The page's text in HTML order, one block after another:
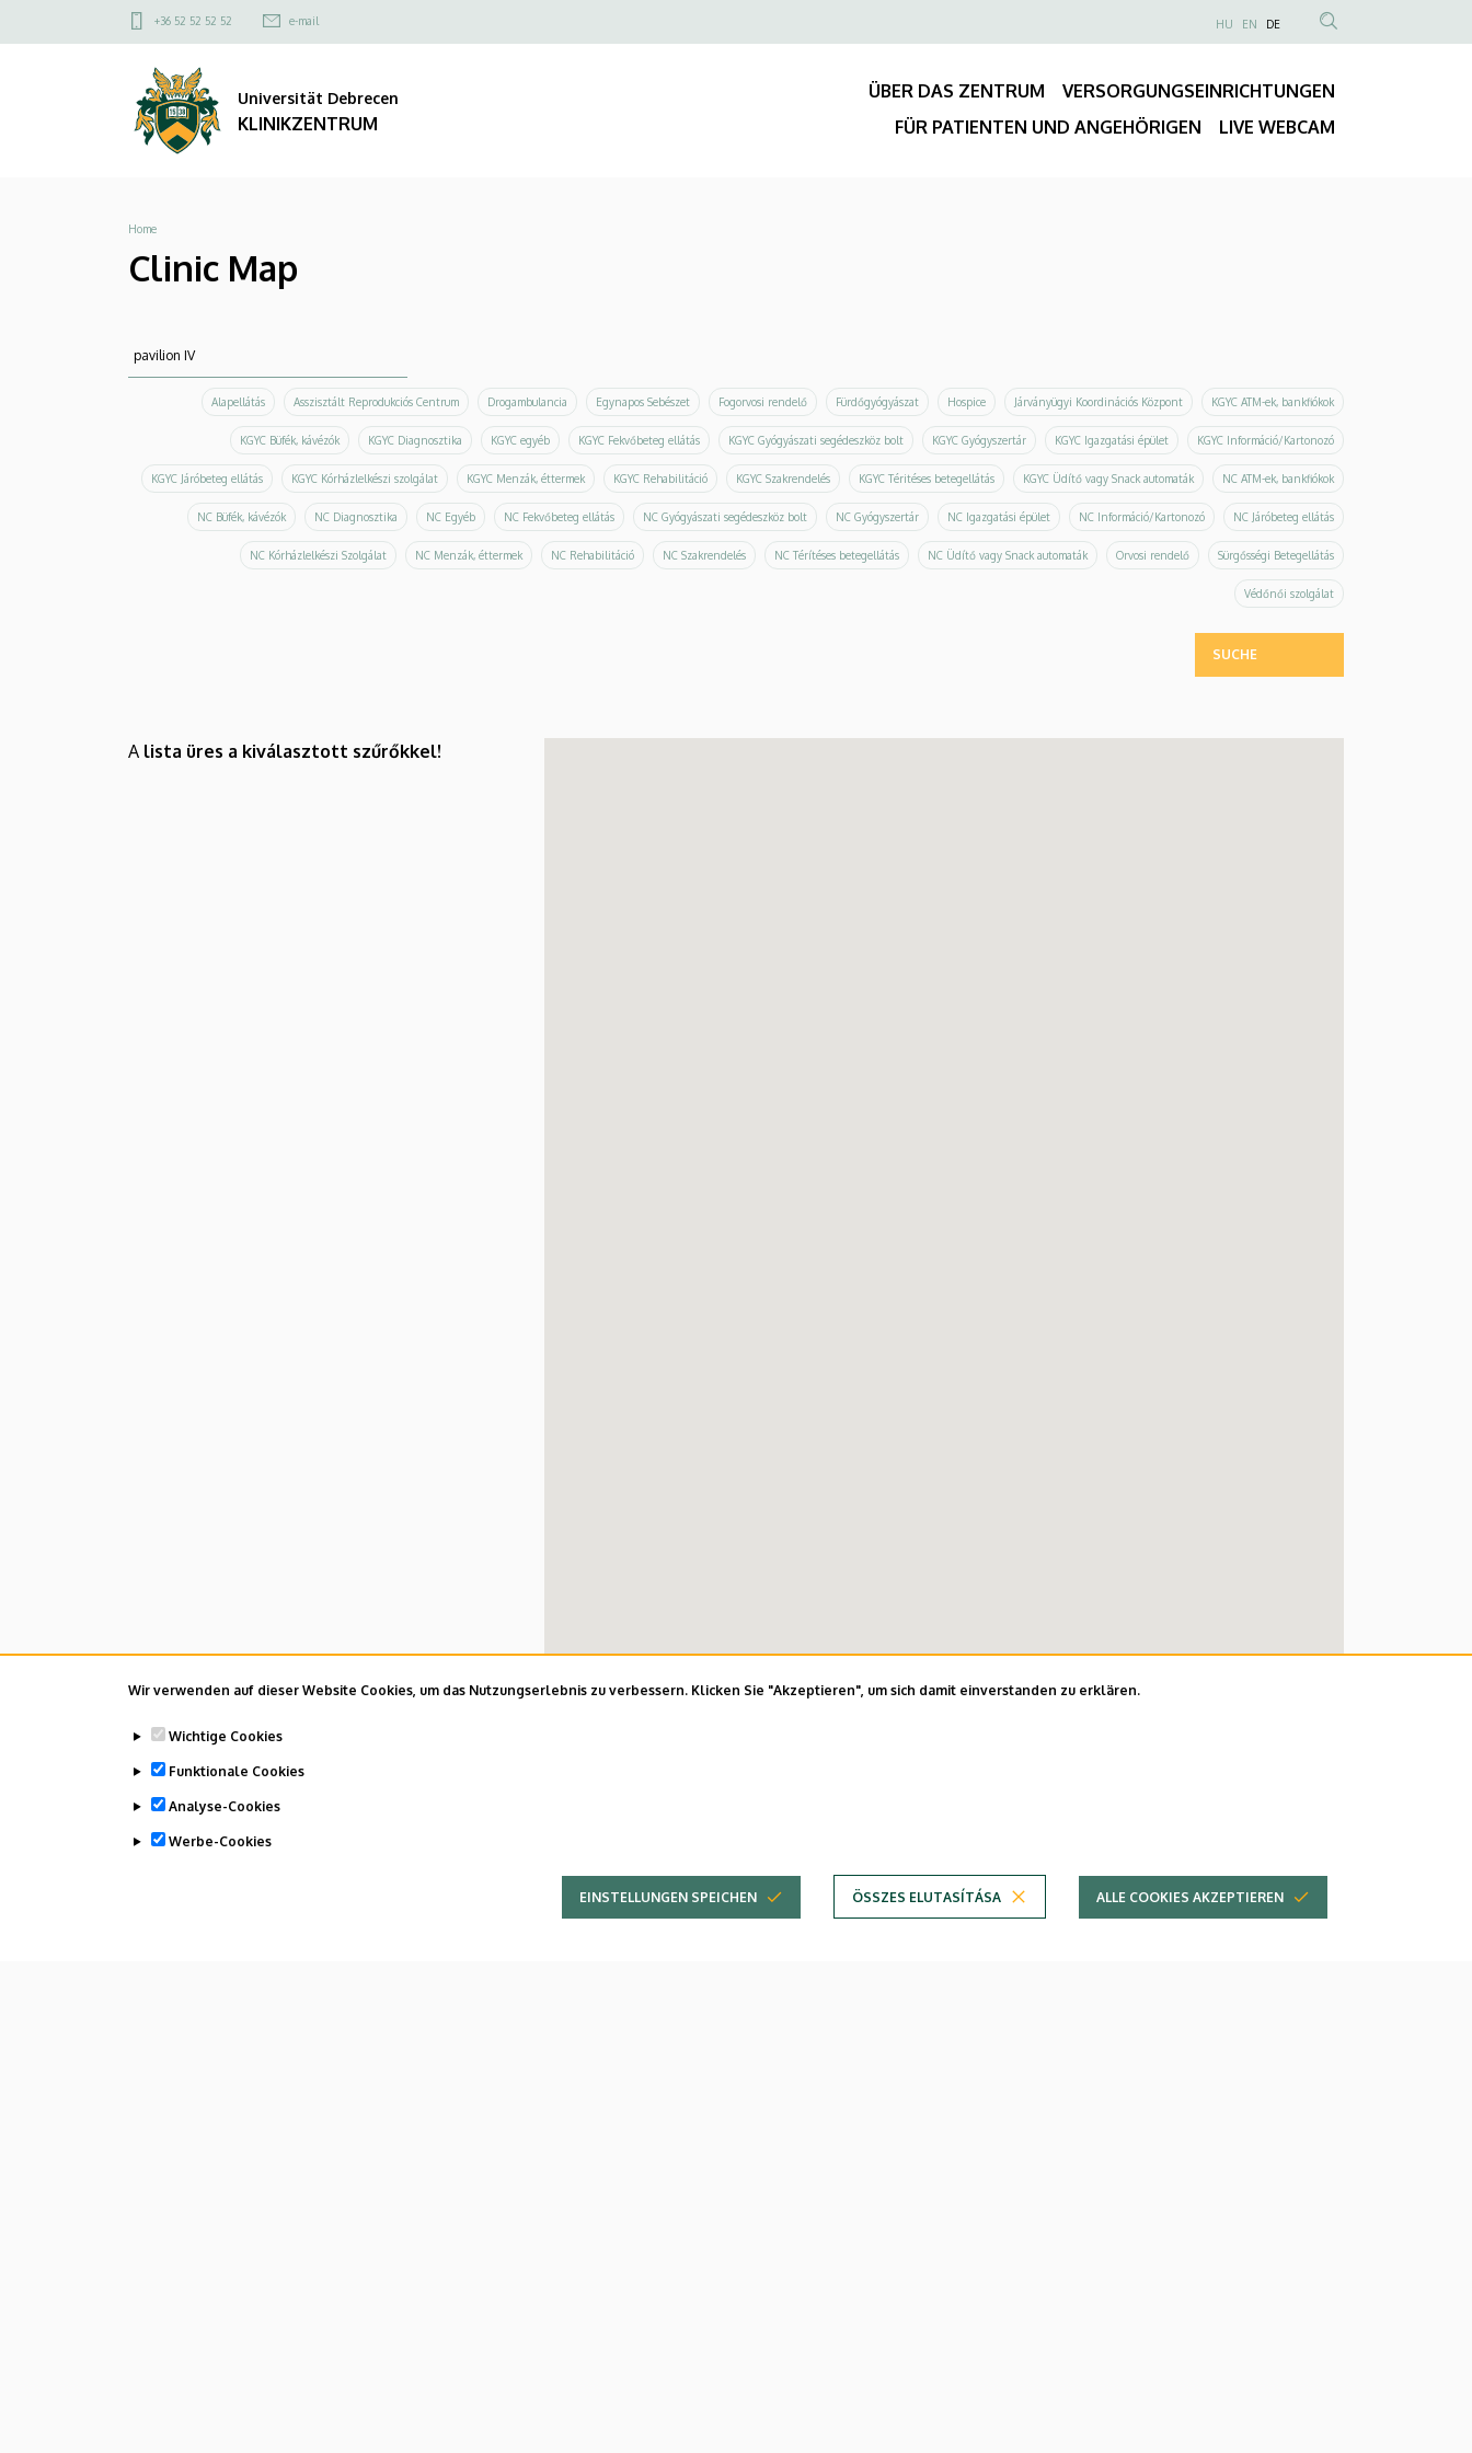
Wir verwenden auf dieser Website Cookies, um das Nutzungserlebnis zu verbessern. Klicken Sie "Akzeptieren", um sich damit einverstanden zu erklären.
Wichtige Cookies
Funktionale Cookies
Analyse-Cookies
Werbe-Cookies
EINSTELLUNGEN SPEICHEN ÖSSZES ELUTASÍTÁSA ALLE COOKIES AKZEPTIEREN
KLINIKZENTRUM
zum
Felső
menü
+36 52 52 52 52 e-mail
Felső
Anonim
fiók
menüje
NYELVVÁLASZTÓ
HU EN DE
TARTALOM
KERESÉSE
Universität Debrecen
KLINIKZENTRUM
ÜBER DAS ZENTRUM
VERSORGUNGSEINRICHTUNGEN
FÜR PATIENTEN UND ANGEHÖRIGEN
LIVE WEBCAM
Breadcrumb
Home
Clinic Map
Suche
Alapellátás Asszisztált Reprodukciós Centrum Drogambulancia Egynapos Sebészet Fogorvosi rendelő Fürdőgyógyászat Hospice Járványügyi Koordinációs Központ KGYC ATM-ek, bankfiókok
KGYC Büfék, kávézók KGYC Diagnosztika KGYC egyéb KGYC Fekvőbeteg ellátás KGYC Gyógyászati segédeszköz bolt KGYC Gyógyszertár KGYC Igazgatási épület KGYC Információ/Kartonozó
KGYC Járóbeteg ellátás KGYC Kórházlelkészi szolgálat KGYC Menzák, éttermek KGYC Rehabilitáció KGYC Szakrendelés KGYC Téritéses betegellátás KGYC Üdítő vagy Snack automaták NC ATM-ek, bankfiókok
NC Büfék, kávézók NC Diagnosztika NC Egyéb NC Fekvőbeteg ellátás NC Gyógyászati segédeszköz bolt NC Gyógyszertár NC Igazgatási épület NC Információ/Kartonozó NC Járóbeteg ellátás
NC Kórházlelkészi Szolgálat NC Menzák, éttermek NC Rehabilitáció NC Szakrendelés NC Térítéses betegellátás NC Üdítő vagy Snack automaták Orvosi rendelő Sürgősségi Betegellátás
Védőnői szolgálat
A lista üres a kiválasztott szűrőkkel!